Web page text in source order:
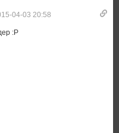
04-03 20:58
:Р